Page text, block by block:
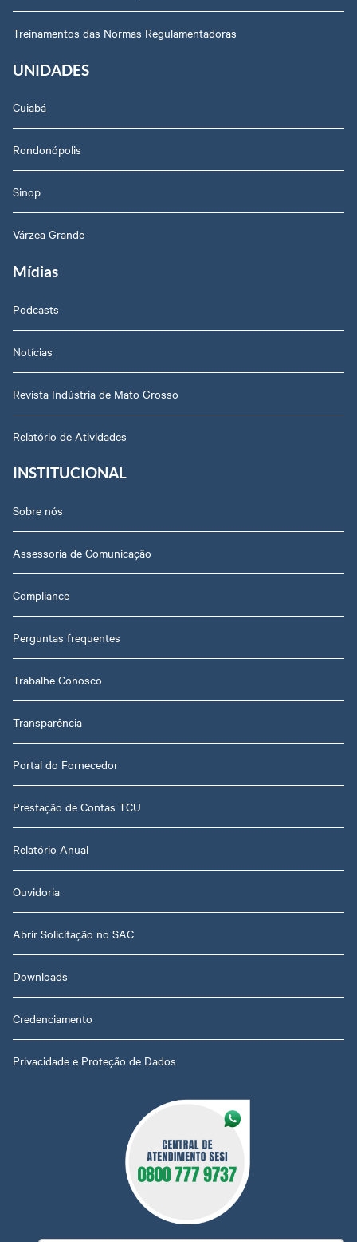
Treinamentos das Normas Regulamentadoras
UNIDADES
Cuiabá
Rondonópolis
Sinop
Várzea Grande
Mídias
Podcasts
Notícias
Revista Indústria de Mato Grosso
Relatório de Atividades
INSTITUCIONAL
Sobre nós
Assessoria de Comunicação
Compliance
Perguntas frequentes
Trabalhe Conosco
Transparência
Portal do Fornecedor
Prestação de Contas TCU
Relatório Anual
Ouvidoria
Abrir Solicitação no SAC
Downloads
Credenciamento
Privacidade e Proteção de Dados